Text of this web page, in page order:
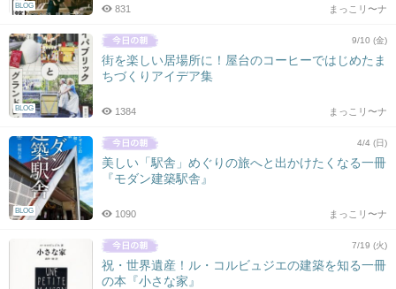
BLOG まっこリ〜ナ
831
BLOG
9/10 (金)
街を楽しい居場所に！屋台のコーヒーではじめたま
ちづくりアイデア集
まっこリ〜ナ
1384
BLOG
4/4 (日)
美しい「駅舎」めぐりの旅へと出かけたくなる一冊
『モダン建築駅舎』
まっこリ〜ナ
1090
7/19 (火)
祝・世界遺産！ル・コルビュジエの建築を知る一冊
の本『小さな家』